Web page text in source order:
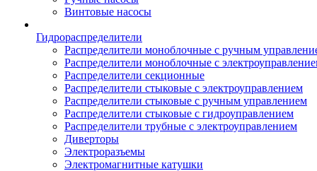
Винтовые насосы
Гидрораспределители
Распределители моноблочные с ручным
Распределители моноблочные с
Распределители секционные
Распределители стыковые с электроуправлением
Распределители стыковые с ручным управлением
Распределители стыковые с гидроуправлением
Распределители трубные с электроуправлением
Диверторы
Электроразъемы
Электромагнитные катушки